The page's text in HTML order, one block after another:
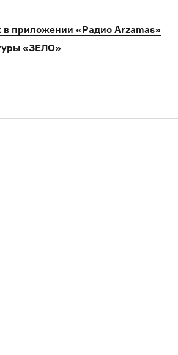
приложении «Радио Arzamas»
«ЗЕЛО»